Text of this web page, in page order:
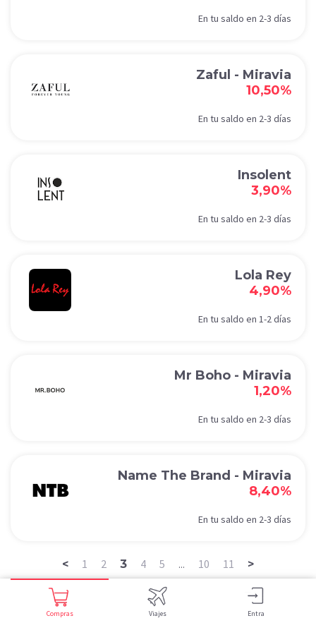
Compras Viajes Entra
En tu saldo en 2-3 días
Zaful - Miravia
10,50%
En tu saldo en 2-3 días
Insolent
3,90%
En tu saldo en 2-3 días
Lola Rey
4,90%
En tu saldo en 1-2 días
Mr Boho - Miravia
1,20%
En tu saldo en 2-3 días
Name The Brand - Miravia
8,40%
En tu saldo en 2-3 días
< 1 2 3 4 5 ... 10 11 >